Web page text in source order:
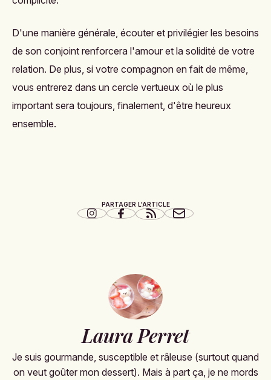
D'une manière générale, écouter et privilégier les besoins
de son conjoint renforcera l'amour et la solidité de votre
relation. De plus, si votre compagnon en fait de même,
vous entrerez dans un cercle vertueux où le plus
important sera toujours, finalement, d'être heureux
ensemble.
PARTAGER L'ARTICLE
Laura Perret
Je suis gourmande, susceptible et râleuse (surtout quand
on veut goûter mon dessert). Mais à part ça, je ne mords